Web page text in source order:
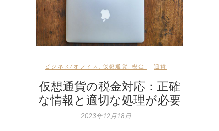
ビジネス/オフィス 仮想通貨 税金 通貨
仮想通貨の税金対応：正確
な情報と適切な処理が必要
2023年12月18日